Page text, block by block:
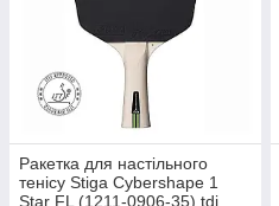
Ракетка для настільного
тенісу Stiga Cybershape 1
Star FL (1211-0906-35) tdi